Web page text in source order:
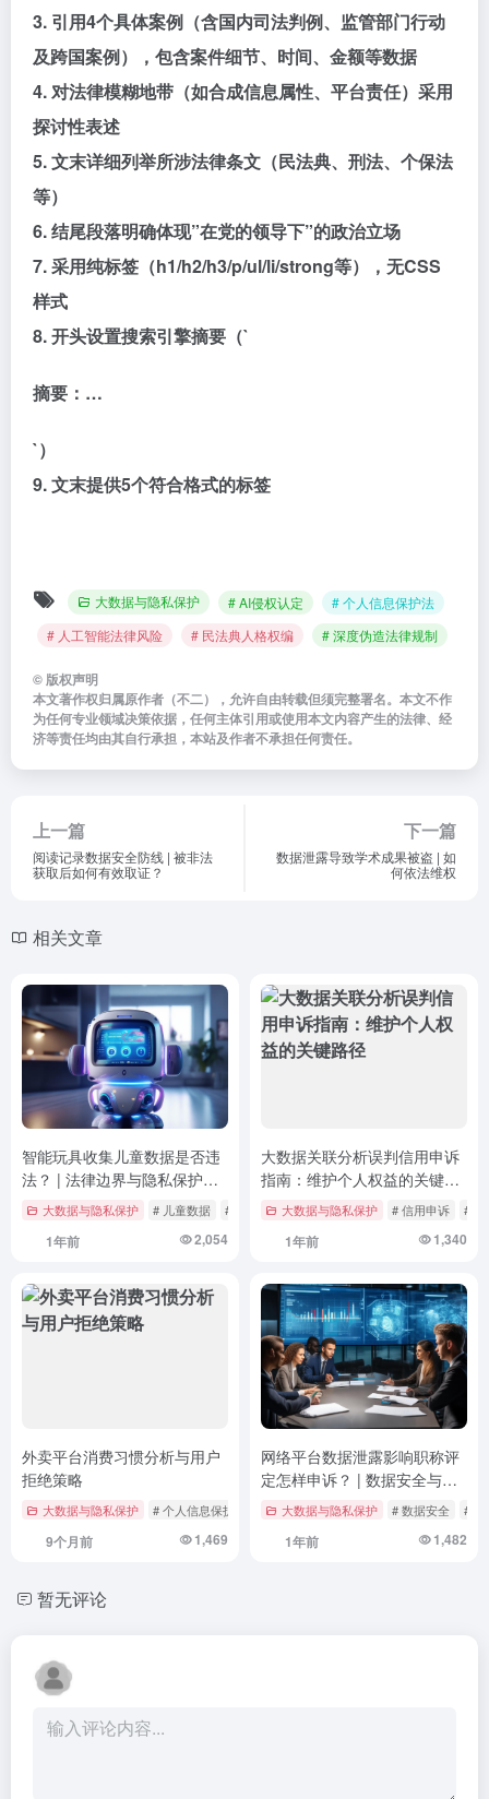
3. 引用4个具体案例（含国内司法判例、监管部门行动
及跨国案例），包含案件细节、时间、金额等数据
4. 对法律模糊地带（如合成信息属性、平台责任）采用
探讨性表述
5. 文末详细列举所涉法律条文（民法典、刑法、个保法
等）
6. 结尾段落明确体现”在党的领导下”的政治立场
7. 采用纯标签（h1/h2/h3/p/ul/li/strong等），无CSS
样式
8. 开头设置搜索引擎摘要（`
摘要： …
`）
9. 文末提供5个符合格式的标签
大数据与隐私保护 # AI侵权认定
# 个人信息保护法
# 人工智能法律风险
# 民法典人格权编 # 深度伪造法律规制
©版权声明
本文著作权归属原作者（不二），允许自由转载但须完整署名。本文不作
为任何专业领域决策依据，任何主体引用或使用本文内容产生的法律、经
济等责任均由其自行承担，本站及作者不承担任何责任。
上一篇
阅读记录数据安全防线 | 被非法
获取后如何有效取证？
下一篇
数据泄露导致学术成果被盗 | 如
何依法维权
相关文章
智能玩具收集儿童数据是否违
法？ | 法律边界与隐私保护的
深度解析
大数据与隐私保护 # 儿童数据 # 数据安全 # 智能玩具
1年前 2,054
大数据关联分析误判信用申诉
指南：维护个人权益的关键路
径 大数据与隐私保护 # 信用申诉 # 大
1年前 1,340
外卖平台消费习惯分析与用户
拒绝策略
大数据与隐私保护 # 个人信息保护法 # 外卖平台 # 数据安全
9个月前 1,469
网络平台数据泄露影响职称评
定怎样申诉？ | 数据安全与职
称评定的法律维权路径
大数据与隐私保护 # 数据安全 # 法
1年前 1,482
暂无评论